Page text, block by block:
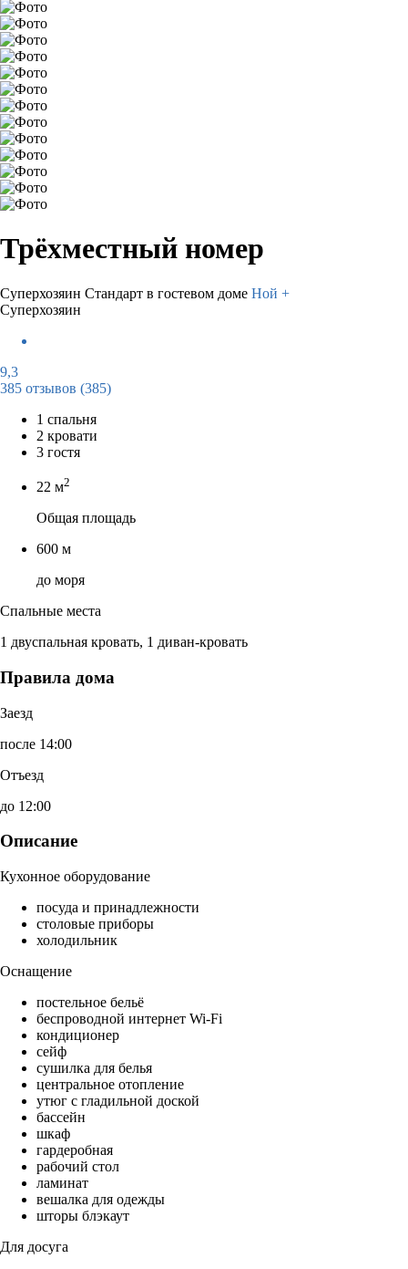
Трёхместный номер
Суперхозяин Стандарт в гостевом доме Ной +
Суперхозяин
9,3
385 отзывов (385)
1 спальня
2 кровати
3 гостя
22 м2
Общая площадь
600 м
до моря
Спальные места
1 двуспальная кровать, 1 диван-кровать
Правила дома
Заезд
после 14:00
Отъезд
до 12:00
Описание
Кухонное оборудование
посуда и принадлежности
столовые приборы
холодильник
Оснащение
постельное бельё
беспроводной интернет Wi-Fi
кондиционер
сейф
сушилка для белья
центральное отопление
утюг с гладильной доской
бассейн
шкаф
гардеробная
рабочий стол
ламинат
вешалка для одежды
шторы блэкаут
Для досуга